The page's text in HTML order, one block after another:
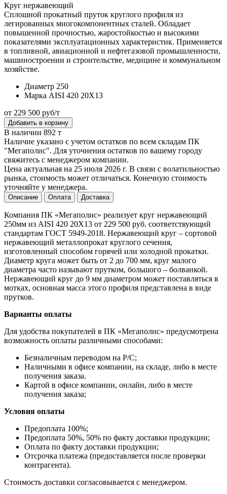
Круг нержавеющий
Сплошной прокатный пруток круглого профиля из
легированных многокомпонентных сталей. Обладает
повышенной прочностью, жаростойкостью и высокими
показателями эксплуатационных характеристик. Применяется
в топливной, авиационной и нефтегазовой промышленности,
машиностроении и строительстве, медицине и коммунальном
хозяйстве.
Диаметр 250
Марка AISI 420 20Х13
от 229 500 руб/т
Добавить в корзину
В наличии 892 т
Наличие указано с учетом остатков по всем складам ПК
"Мегаполис". Для уточнения остатков по вашему городу
свяжитесь с менеджером компании.
Цена актуальная на 25 июля 2026 г. В связи с волатильностью
рынка, стоимость может отличаться. Конечную стоимость
уточняйте у менеджера.
Описание Оплата Доставка
Компания ПК «Мегаполис» реализует круг нержавеющий
250мм из AISI 420 20Х13 от 229 500 руб. соответствующий
стандартам ГОСТ 5949-2018. Нержавеющий круг – сортовой
нержавеющий металлопрокат круглого сечения,
изготовленный способом горячей или холодной прокатки.
Диаметр круга может быть от 2 до 700 мм, круг малого
диаметра часто называют прутком, большого – болванкой.
Нержавеющий круг до 9 мм диаметром может поставляться в
мотках, основная масса этого профиля представлена в виде
прутков.
Варианты оплаты
Для удобства покупателей в ПК «Мегаполис» предусмотрена
возможность оплаты различными способами:
Безналичным переводом на Р/С;
Наличными в офисе компании, на складе, либо в месте
получения заказа.
Картой в офисе компании, онлайн, либо в месте
получения заказа;
Условия оплаты
Предоплата 100%;
Предоплата 50%, 50% по факту доставки продукции;
Оплата по факту доставки продукции;
Отсрочка платежа (предоставляется после проверки
контрагента).
Стоимость доставки согласовывается с менеджером.